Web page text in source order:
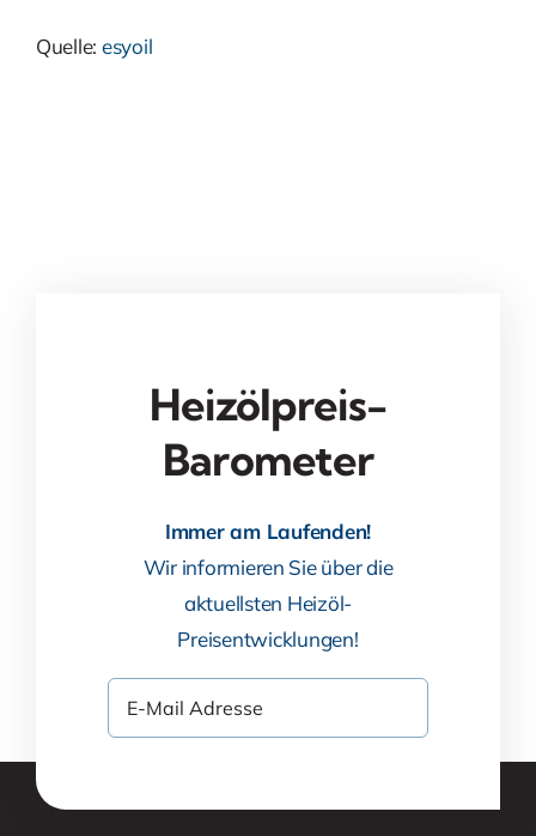
Quelle: esyoil
Heizölpreis-
Barometer
Immer am Laufenden!
Wir informieren Sie über die
aktuellsten Heizöl-
Preisentwicklungen!